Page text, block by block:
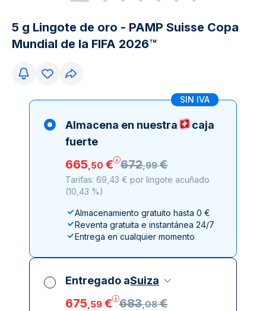
5 g Lingote de oro - PAMP Suisse Copa
Mundial de la FIFA 2026™
SIN IVA
Almacena en nuestra
caja
fuerte
665,50 € 672,99 €
Tarifas: 69,43 € por lingote acuñado
(10,43 %)
Almacenamiento gratuito hasta 0 €
Reventa gratuita e instantánea 24/7
Entrega en cualquier momento
Entregado aSuiza
675,59 € 683,08 €